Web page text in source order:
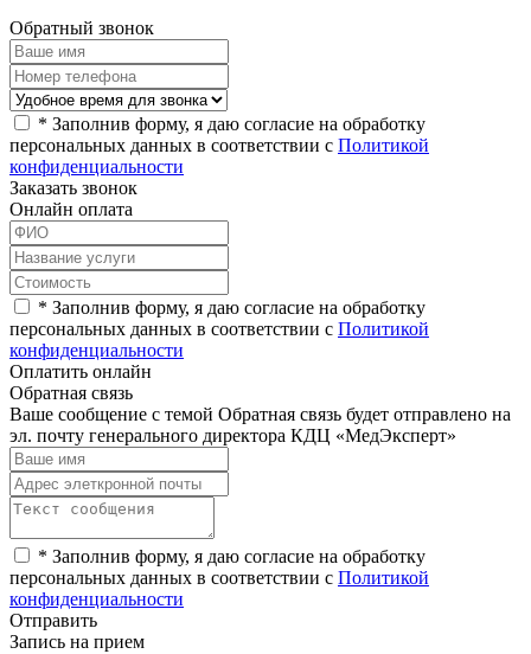
Обратный звонок
* Заполнив форму, я даю согласие на обработку
персональных данных в соответствии с Политикой
конфиденциальности
Заказать звонок
Онлайн оплата
* Заполнив форму, я даю согласие на обработку
персональных данных в соответствии с Политикой
конфиденциальности
Оплатить онлайн
Обратная связь
Ваше сообщение с темой Обратная связь будет отправлено на
эл. почту генерального директора КДЦ «МедЭксперт»
* Заполнив форму, я даю согласие на обработку
персональных данных в соответствии с Политикой
конфиденциальности
Отправить
Запись на прием